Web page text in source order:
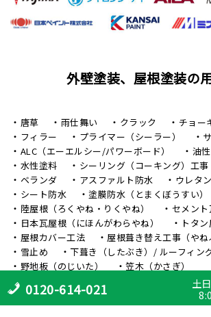
外壁塗装、屋根塗装の
唐草 雨仕舞い クラック
チョー
フィラー
プライマー（シーラー）
ALC（エーエルシー/パワーボード）
油
水性塗料
シーリング（コーキング）工事
ベランダ
アスファルト防水
ウレタ
シート防水
塗膜防水（とまくぼうすい）
陸屋根（ろくやね・りくやね）
セメン
日本瓦屋根（にほんがわらやね）
トタ
屋根カバー工法
屋根葺き替え工事（やね
雪止め
下葺き（したぶき）/ ルーフィン
野地板（のじいた）
笠木（かさぎ）
戸
雨戸（あまど）
集水器 （しゅうすいき）/上合（じょうごう）
0120-614-021
土